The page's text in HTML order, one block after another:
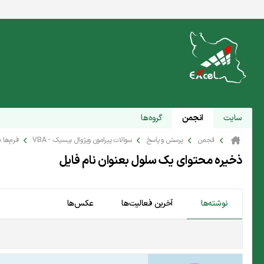
سایت انجمن گروه‌ها
انجمن پرسش و پاسخ سوالات پیرامون ویژوال بیسیک - VBA فرم‌ها
ذخیره محتوای یک سلول بعنوان نام فایل
نوشته‌ها آخرین فعالیت‌ها عکس‌ها